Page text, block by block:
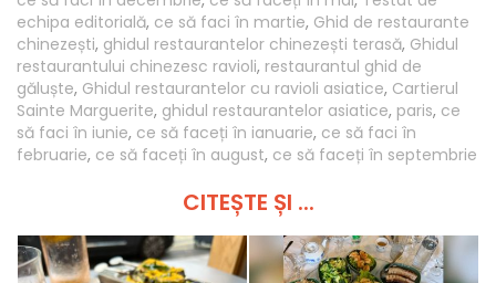
echipa editorială, ce să faci în martie, Ghid de restaurante
chinezești, ghidul restaurantelor chinezești terasă, Ghidul
restaurantului chinezesc ravioli, restaurantul ghid de
găluște, Ghidul restaurantelor cu ravioli asiatice, Cartierul
Sainte Marguerite, ghidul restaurantelor asiatice, paris, ce
să faci în iunie, ce să faceți în ianuarie, ce să faci în
februarie, ce să faceți în august, ce să faceți în septembrie
CITEȘTE ȘI ...